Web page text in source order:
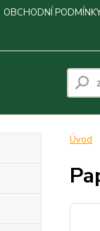
OBCHODNÍ
Úvod